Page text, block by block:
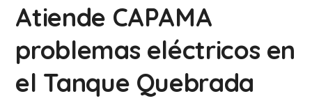
Atiende CAPAMA
problemas eléctricos en
el Tanque Quebrada